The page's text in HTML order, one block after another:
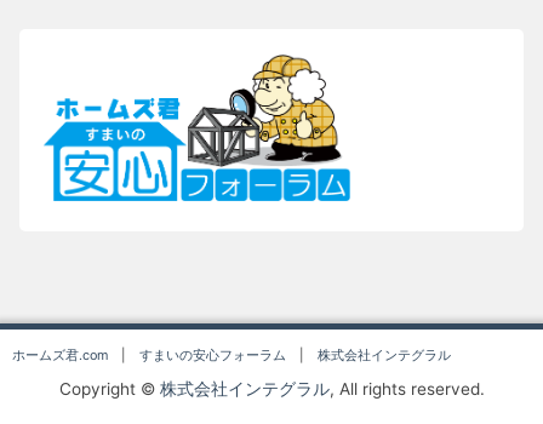
ホームズ君.com すまいの安心フォーラム 株式会社インテグラル
Copyright © 株式会社インテグラル, All rights reserved.